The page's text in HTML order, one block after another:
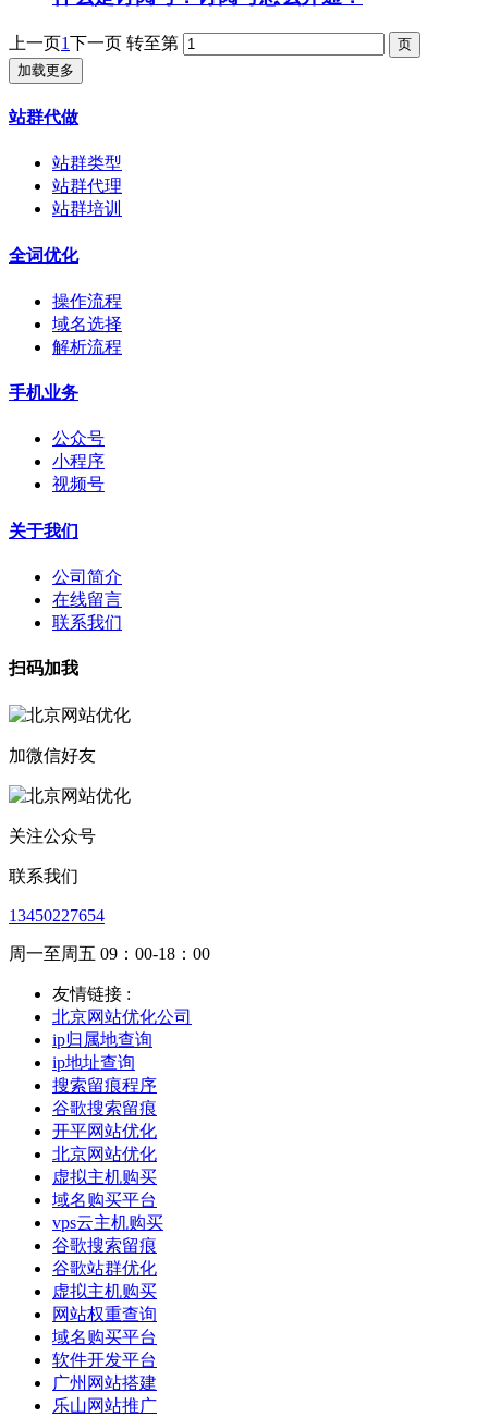
上一页1下一页 转至第
加载更多
站群代做
站群类型
站群代理
站群培训
全词优化
操作流程
域名选择
解析流程
手机业务
公众号
小程序
视频号
关于我们
公司简介
在线留言
联系我们
扫码加我
加微信好友
关注公众号
联系我们
13450227654
周一至周五 09：00-18：00
友情链接 :
北京网站优化公司
ip归属地查询
ip地址查询
搜索留痕程序
谷歌搜索留痕
开平网站优化
北京网站优化
虚拟主机购买
域名购买平台
vps云主机购买
谷歌搜索留痕
谷歌站群优化
虚拟主机购买
网站权重查询
域名购买平台
软件开发平台
广州网站搭建
乐山网站推广